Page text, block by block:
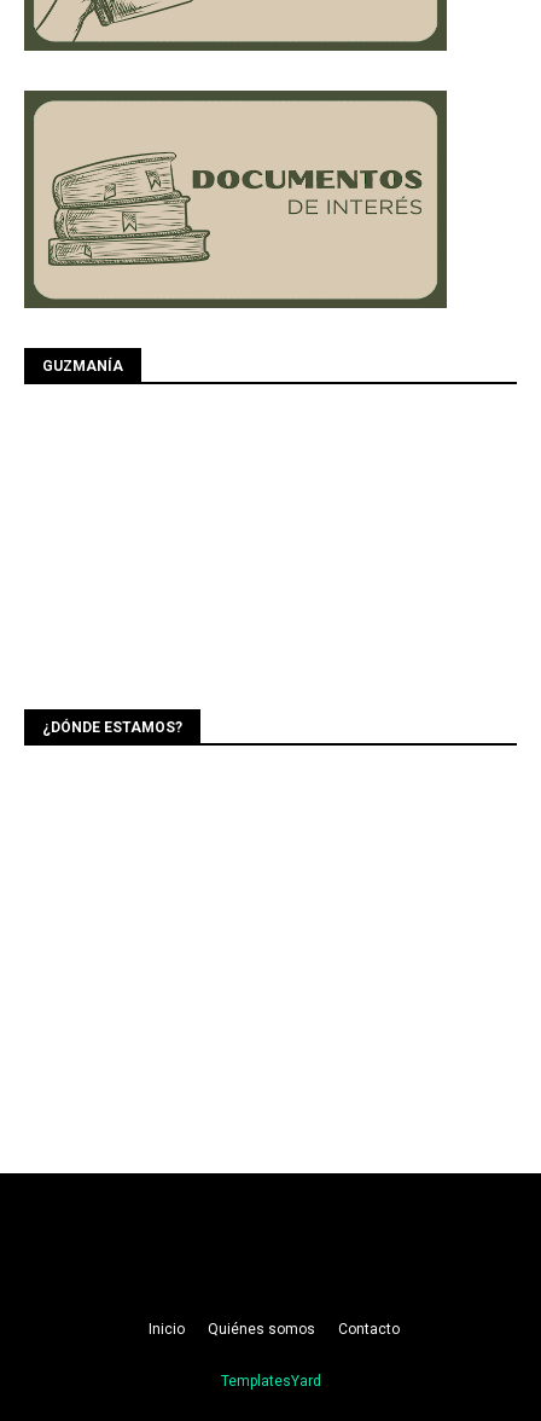
GUZMANÍA
¿DÓNDE ESTAMOS?
Inicio Quiénes somos Contacto